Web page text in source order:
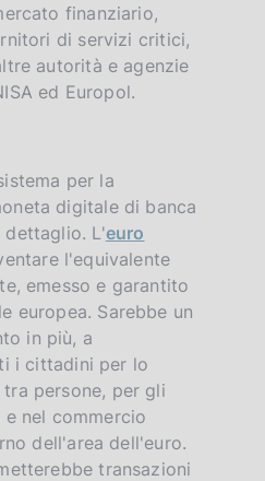
finanziario,
di servizi critici,
autorità e agenzie
ed Europol.
per la
digitale di banca
dettaglio. L'euro
l'equivalente
emesso e garantito
europea. Sarebbe un
in più, a
i cittadini per lo
persone, per gli
nel commercio
dell'area dell'euro.
transazioni